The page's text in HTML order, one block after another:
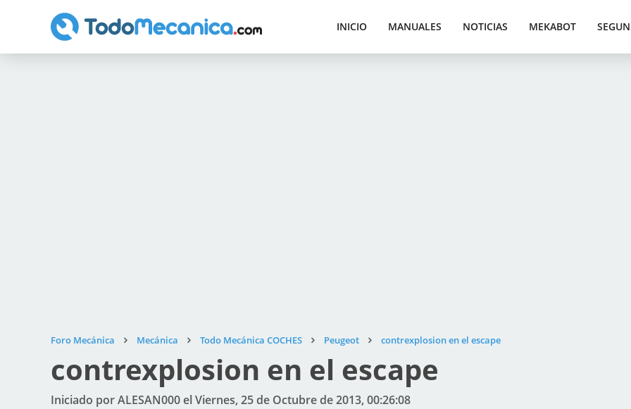
INICIO MANUALES NOTICIAS MEKABOT
Foro Mecánica Mecánica Todo Mecánica COCHES Peugeot contrexplosion en el escape
contrexplosion en el escape
Iniciado por ALESAN000 el Viernes, 25 de Octubre de 2013, 00:26:08